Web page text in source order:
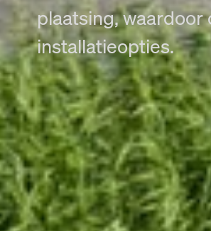
plaatsing,
installatieopties.
Onze missie en
Bij Kiwatt geloven we in een